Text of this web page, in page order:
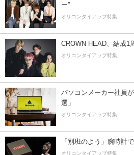
ー”
オリコンタイアップ特集
CROWN HEAD、結成1
オリコンタイアップ特集
パソコンメーカー社員
選」
オリコンタイアップ特集
「別班のよう」腕時計
オリコンタイアップ特集